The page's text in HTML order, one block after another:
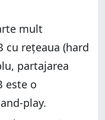
mult
cu rețeaua (hard
partajarea
este o
play.